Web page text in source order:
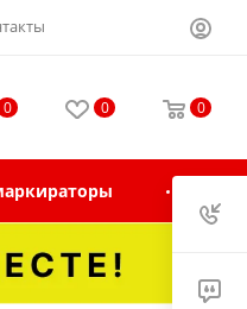
0 0 0